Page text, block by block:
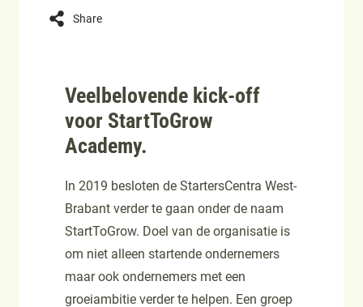
Share
Veelbelovende kick-off
voor StartToGrow
Academy.
In 2019 besloten de StartersCentra West-
Brabant verder te gaan onder de naam
StartToGrow. Doel van de organisatie is
om niet alleen startende ondernemers
maar ook ondernemers met een
groeiambitie verder te helpen. Een groep